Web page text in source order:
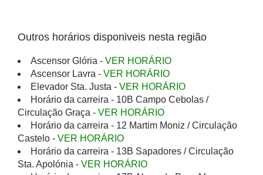
Outros horários disponiveis nesta região
Ascensor Glória - VER HORÁRIO
Ascensor Lavra - VER HORÁRIO
Elevador Sta. Justa - VER HORÁRIO
Horário da carreira - 10B Campo Cebolas /
Circulação Graça - VER HORÁRIO
Horário da carreira - 12 Martim Moniz / Circulação
Castelo - VER HORÁRIO
Horário da carreira - 13B Sapadores / Circulação
Sta. Apolónia - VER HORÁRIO